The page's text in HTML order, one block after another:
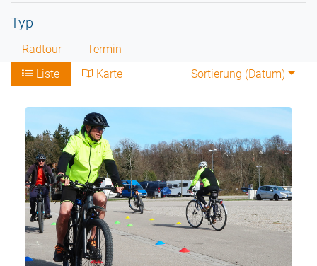
Typ
Radtour
Termin
Liste
Karte Sortierung (Datum)